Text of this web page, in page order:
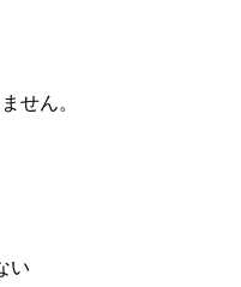
せん。
い